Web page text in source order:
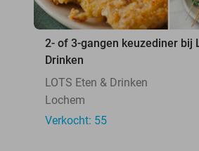
2- of 3-gangen keuzediner bij
Drinken
LOTS Eten & Drinken
Lochem
Verkocht: 55